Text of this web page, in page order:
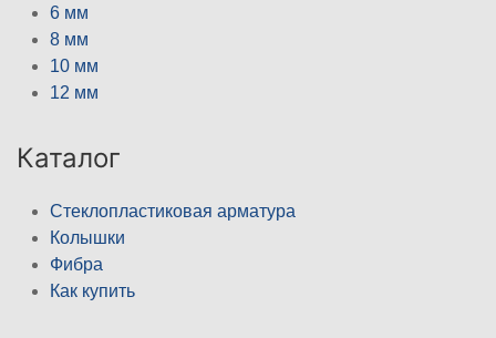
6 мм
8 мм
10 мм
12 мм
Каталог
Стеклопластиковая арматура
Колышки
Фибра
Как купить